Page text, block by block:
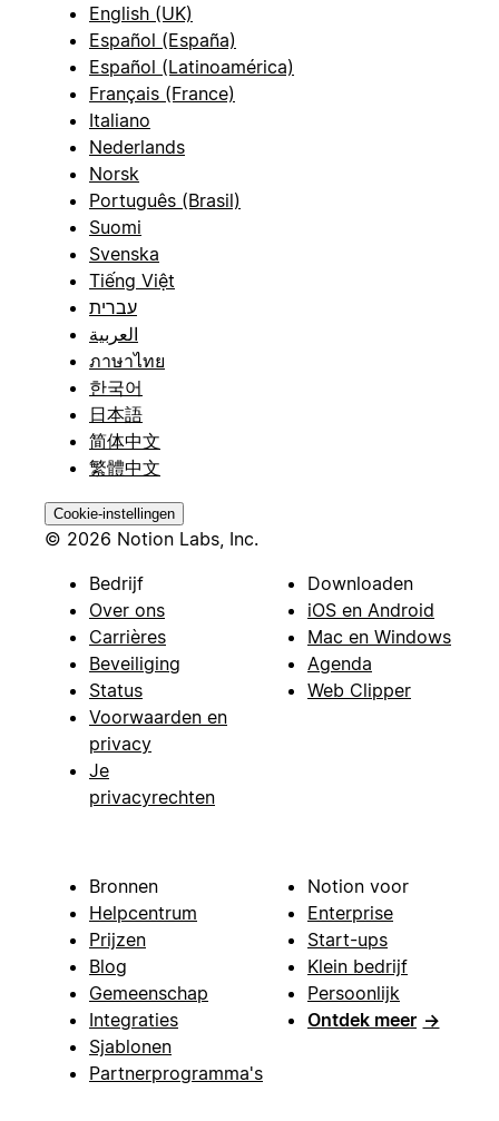
English (UK)
Español (España)
Español (Latinoamérica)
Français (France)
Italiano
Nederlands
Norsk
Português (Brasil)
Suomi
Svenska
Tiếng Việt
עברית
العربية
ภาษาไทย
한국어
日本語
简体中文
繁體中文
Cookie-instellingen
© 2026 Notion Labs, Inc.
Bedrijf
Over ons
Carrières
Beveiliging
Status
Voorwaarden en
privacy
Je
privacyrechten
Downloaden
iOS en Android
Mac en Windows
Agenda
Web Clipper
Bronnen
Helpcentrum
Prijzen
Blog
Gemeenschap
Integraties
Sjablonen
Partnerprogramma's
Notion voor
Enterprise
Start-ups
Klein bedrijf
Persoonlijk
Ontdek meer →